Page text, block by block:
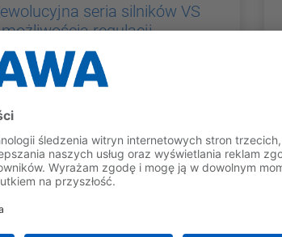
seria silników VS
regulacji
obrotowej i zdalnego
Zastosowana po
pierwszy w prasie